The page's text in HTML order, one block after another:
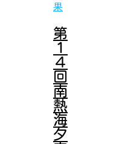
果
第
１
４
回
南
熱
海
夕